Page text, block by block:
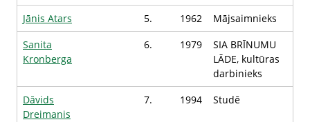
Jānis Atars
5. 1962
Mājsaimnieks
Sanita
Kronberga
6. 1979
SIA BRĪNUMU
LĀDE, kultūras
darbinieks
Dāvids
Dreimanis
7. 1994 Studē